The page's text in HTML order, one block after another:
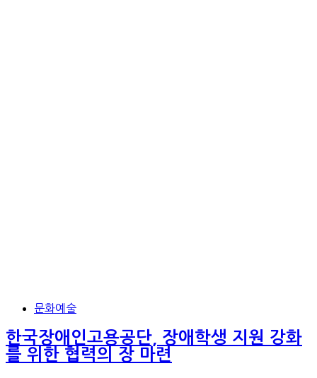
문화예술
한국장애인고용공단, 장애학생 지원 강화
를 위한 협력의 장 마련